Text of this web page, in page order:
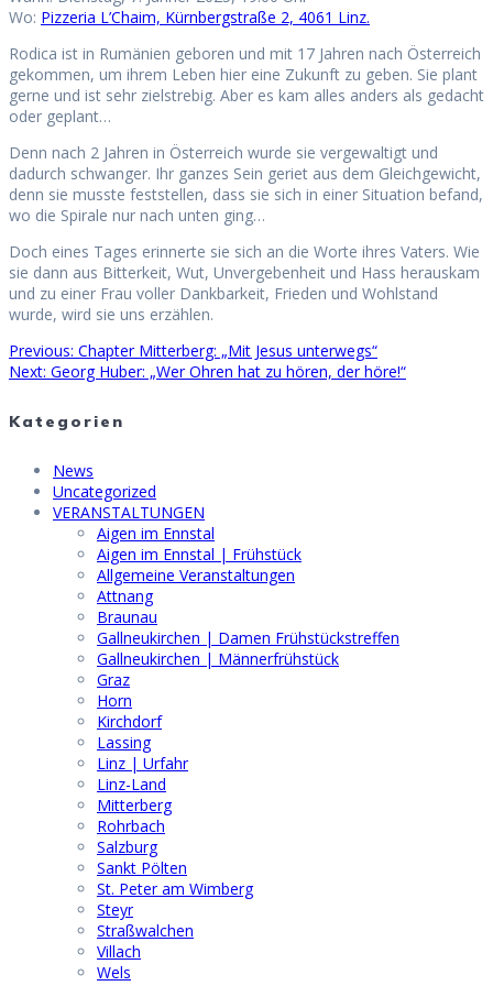
Wo: Pizzeria L’Chaim, Kürnbergstraße 2, 4061 Linz.
Rodica ist in Rumänien geboren und mit 17 Jahren nach Österreich
gekommen, um ihrem Leben hier eine Zukunft zu geben. Sie plant
gerne und ist sehr zielstrebig. Aber es kam alles anders als gedacht
oder geplant…
Denn nach 2 Jahren in Österreich wurde sie vergewaltigt und
dadurch schwanger. Ihr ganzes Sein geriet aus dem Gleichgewicht,
denn sie musste feststellen, dass sie sich in einer Situation befand,
wo die Spirale nur nach unten ging…
Doch eines Tages erinnerte sie sich an die Worte ihres Vaters. Wie
sie dann aus Bitterkeit, Wut, Unvergebenheit und Hass herauskam
und zu einer Frau voller Dankbarkeit, Frieden und Wohlstand
wurde, wird sie uns erzählen.
Beitragsnavigation
Previous: Previous
post:
Chapter Mitterberg: „Mit Jesus unterwegs“
Next: Next
Georg Huber: „Wer Ohren hat zu hören, der höre!“
Kategorien
News
Uncategorized
VERANSTALTUNGEN
Aigen im Ennstal
Aigen im Ennstal | Frühstück
Allgemeine Veranstaltungen
Attnang
Braunau
Gallneukirchen | Damen Frühstückstreffen
Gallneukirchen | Männerfrühstück
Graz
Horn
Kirchdorf
Lassing
Linz | Urfahr
Linz-Land
Mitterberg
Rohrbach
Salzburg
Sankt Pölten
St. Peter am Wimberg
Steyr
Straßwalchen
Villach
Wels